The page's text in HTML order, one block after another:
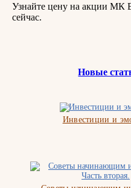
Узнайте цену на акции МК
сейчас.
Новые
Инвестиции и